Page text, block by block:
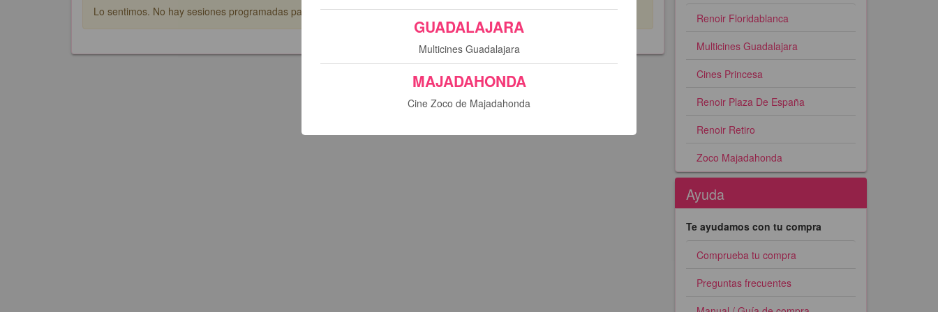
Lo sentimos. No hay sesiones programadas para esta película.
Renoir Floridablanca
Multicines Guadalajara
Cines Princesa
Renoir Plaza De España
Renoir Retiro
Zoco Majadahonda
Ayuda
Te ayudamos con tu compra
Comprueba tu compra
Preguntas frecuentes
GUADALAJARA
Multicines Guadalajara
MAJADAHONDA
Cine Zoco de Majadahonda